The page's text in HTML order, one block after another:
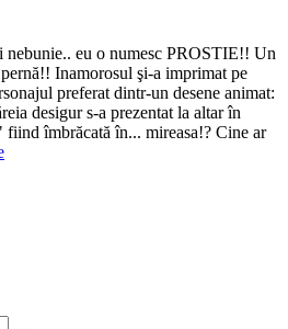
nebunie.. eu o numesc PROSTIE!! Un
Inamorosul şi-a imprimat pe
preferat dintr-un desene animat:
desigur s-a prezentat la altar în
îmbrăcată în... mireasa!? Cine ar